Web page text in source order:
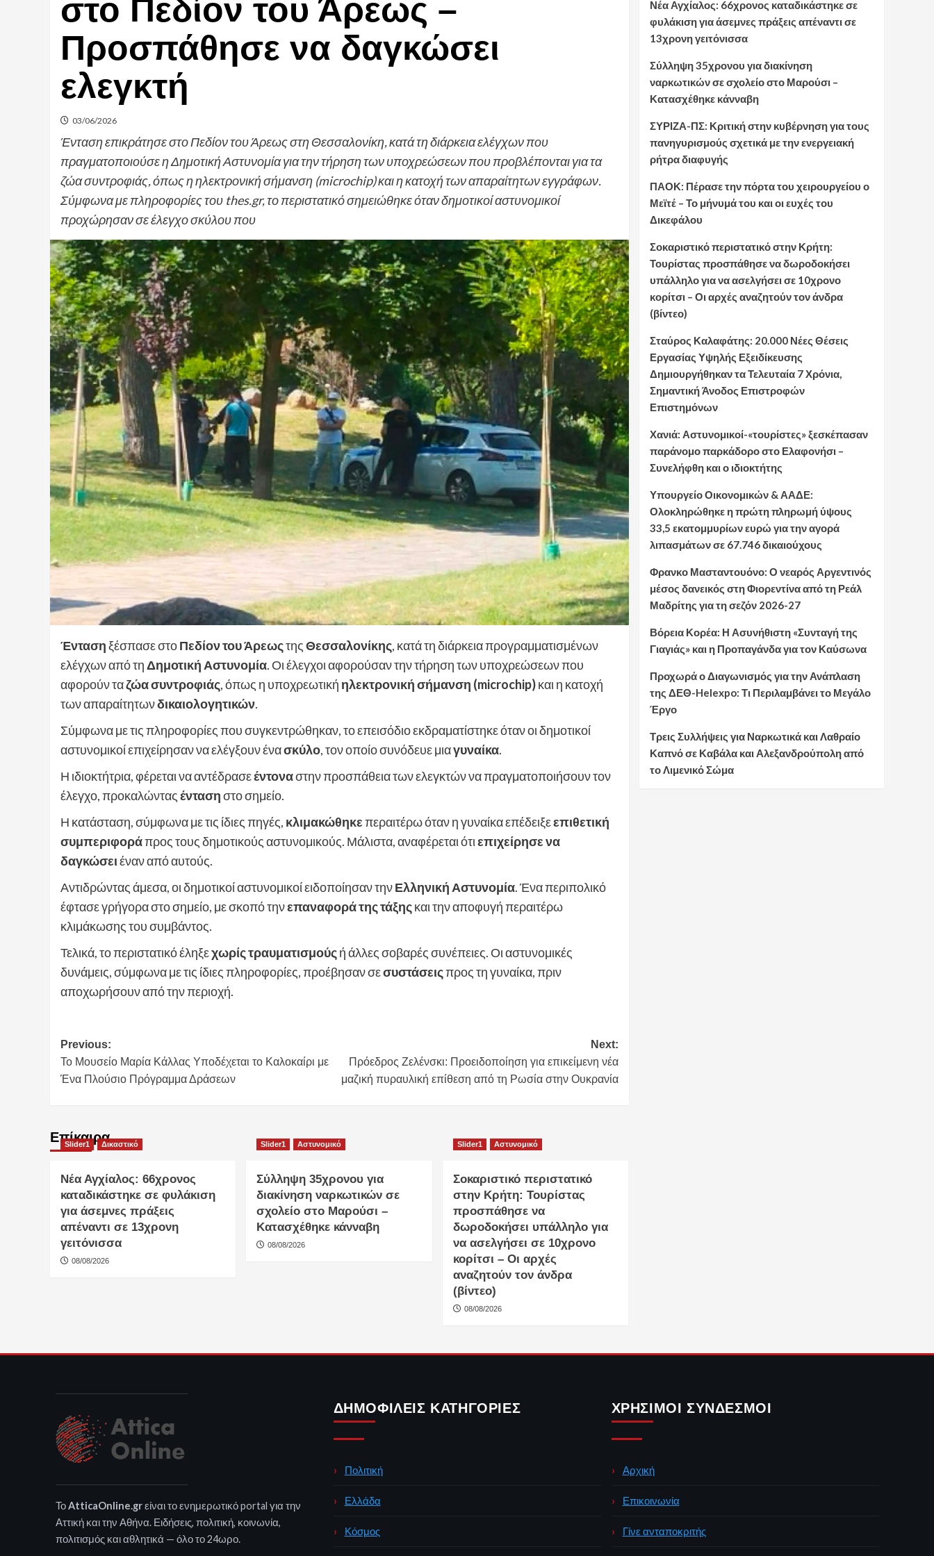
στο Πεδίον του Άρεως –
Προσπάθησε να δαγκώσει
ελεγκτή
03/06/2026
Ένταση επικράτησε στο Πεδίον του Άρεως στη Θεσσαλονίκη, κατά τη διάρκεια ελέγχων που
πραγματοποιούσε η Δημοτική Αστυνομία για την τήρηση των υποχρεώσεων που προβλέπονται για τα
ζώα συντροφιάς, όπως η ηλεκτρονική σήμανση (microchip) και η κατοχή των απαραίτητων εγγράφων.
Σύμφωνα με πληροφορίες του thes.gr, το περιστατικό σημειώθηκε όταν δημοτικοί αστυνομικοί
προχώρησαν σε έλεγχο σκύλου που
Έντασηξέσπασε στοΠεδίον του ΆρεωςτηςΘεσσαλονίκης, κατά τη διάρκεια προγραμματισμένων
ελέγχων από τηΔημοτική Αστυνομία. Οι έλεγχοι αφορούσαν την τήρηση των υποχρεώσεων που
αφορούν ταζώα συντροφιάς, όπως η υποχρεωτική ηλεκτρονική σήμανση (microchip)και η κατοχή
των απαραίτητωνδικαιολογητικών.
Σύμφωνα με τις πληροφορίες που συγκεντρώθηκαν, το επεισόδιο εκδραματίστηκε όταν οι δημοτικοί
αστυνομικοί επιχείρησαν να ελέγξουν ένασκύλο, τον οποίο συνόδευε μιαγυναίκα.
Η ιδιοκτήτρια, φέρεται να αντέδρασεέντοναστην προσπάθεια των ελεγκτών να πραγματοποιήσουν τον
έλεγχο, προκαλώνταςέντασηστο σημείο.
Η κατάσταση, σύμφωνα με τις ίδιες πηγές, κλιμακώθηκεπεραιτέρω όταν η γυναίκα επέδειξεεπιθετική
συμπεριφοράπρος τους δημοτικούς αστυνομικούς. Μάλιστα, αναφέρεται ότιεπιχείρησε να
δαγκώσειέναν από αυτούς.
Αντιδρώντας άμεσα, οι δημοτικοί αστυνομικοί ειδοποίησαν τηνΕλληνική Αστυνομία. Ένα περιπολικό
έφτασε γρήγορα στο σημείο, με σκοπό τηνεπαναφορά της τάξηςκαι την αποφυγή περαιτέρω
κλιμάκωσης του συμβάντος.
Τελικά, το περιστατικό έληξεχωρίς τραυματισμούςή άλλες σοβαρές συνέπειες. Οι αστυνομικές
δυνάμεις, σύμφωνα με τις ίδιες πληροφορίες, προέβησαν σεσυστάσειςπρος τη γυναίκα, πριν
αποχωρήσουν από την περιοχή.
Post
navigation
Previous:
Το Μουσείο Μαρία Κάλλας Υποδέχεται το Καλοκαίρι με
Ένα Πλούσιο Πρόγραμμα Δράσεων
Next:
Πρόεδρος Ζελένσκι: Προειδοποίηση για επικείμενη νέα
μαζική πυραυλική επίθεση από τη Ρωσία στην Ουκρανία
Επίκαιρα
Slider1 Δικαστικό
Νέα Αγχίαλος: 66χρονος
καταδικάστηκε σε φυλάκιση
για άσεμνες πράξεις
απέναντι σε 13χρονη
γειτόνισσα
08/08/2026
Slider1 Αστυνομικό
Σύλληψη 35χρονου για
διακίνηση ναρκωτικών σε
σχολείο στο Μαρούσι –
Κατασχέθηκε κάνναβη
08/08/2026
Slider1 Αστυνομικό
Σοκαριστικό περιστατικό
στην Κρήτη: Τουρίστας
προσπάθησε να
δωροδοκήσει υπάλληλο για
να ασελγήσει σε 10χρονο
κορίτσι – Οι αρχές
αναζητούν τον άνδρα
(βίντεο)
08/08/2026
Νέα Αγχίαλος: 66χρονος καταδικάστηκε σε
φυλάκιση για άσεμνες πράξεις απέναντι σε
13χρονη γειτόνισσα
Σύλληψη 35χρονου για διακίνηση
ναρκωτικών σε σχολείο στο Μαρούσι –
Κατασχέθηκε κάνναβη
ΣΥΡΙΖΑ-ΠΣ: Κριτική στην κυβέρνηση για τους
πανηγυρισμούς σχετικά με την ενεργειακή
ρήτρα διαφυγής
ΠΑΟΚ: Πέρασε την πόρτα του χειρουργείου ο
Μεϊτέ – Το μήνυμά του και οι ευχές του
Δικεφάλου
Σοκαριστικό περιστατικό στην Κρήτη:
Τουρίστας προσπάθησε να δωροδοκήσει
υπάλληλο για να ασελγήσει σε 10χρονο
κορίτσι – Οι αρχές αναζητούν τον άνδρα
(βίντεο)
Σταύρος Καλαφάτης: 20.000 Νέες Θέσεις
Εργασίας Υψηλής Εξειδίκευσης
Δημιουργήθηκαν τα Τελευταία 7 Χρόνια,
Σημαντική Άνοδος Επιστροφών
Επιστημόνων
Χανιά: Αστυνομικοί-«τουρίστες» ξεσκέπασαν
παράνομο παρκάδορο στο Ελαφονήσι –
Συνελήφθη και ο ιδιοκτήτης
Υπουργείο Οικονομικών & ΑΑΔΕ:
Ολοκληρώθηκε η πρώτη πληρωμή ύψους
33,5 εκατομμυρίων ευρώ για την αγορά
λιπασμάτων σε 67.746 δικαιούχους
Φρανκο Μασταντουόνο: Ο νεαρός Αργεντινός
μέσος δανεικός στη Φιορεντίνα από τη Ρεάλ
Μαδρίτης για τη σεζόν 2026-27
Βόρεια Κορέα: Η Ασυνήθιστη «Συνταγή της
Γιαγιάς» και η Προπαγάνδα για τον Καύσωνα
Προχωρά ο Διαγωνισμός για την Ανάπλαση
της ΔΕΘ-Helexpo: Τι Περιλαμβάνει το Μεγάλο
Έργο
Τρεις Συλλήψεις για Ναρκωτικά και Λαθραίο
Καπνό σε Καβάλα και Αλεξανδρούπολη από
το Λιμενικό Σώμα
ΤοAtticaOnline.grείναι το ενημερωτικό portal για την
Αττική και την Αθήνα. Ειδήσεις, πολιτική, κοινωνία,
πολιτισμός και αθλητικά — όλο το 24ωρο.
ΔΗΜΟΦΙΛΕΊΣ ΚΑΤΗΓΟΡΊΕΣ
Πολιτική
Ελλάδα
Κόσμος
ΧΡΉΣΙΜΟΙ ΣΎΝΔΕΣΜΟΙ
Αρχική
Επικοινωνία
Γίνε ανταποκριτής